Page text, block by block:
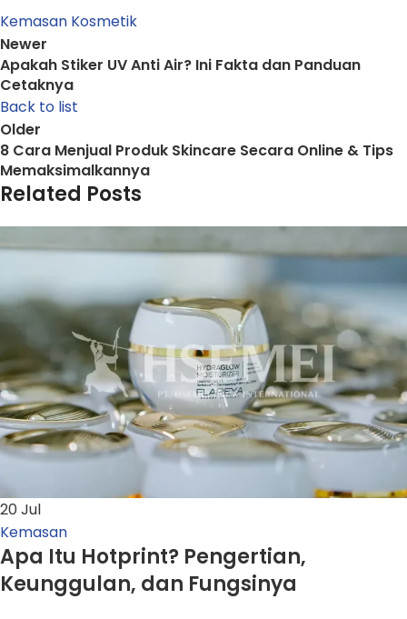
Kemasan Kosmetik
Newer
Apakah Stiker UV Anti Air? Ini Fakta dan Panduan
Cetaknya
Back to list
Older
8 Cara Menjual Produk Skincare Secara Online & Tips
Memaksimalkannya
Related Posts
20Jul
Kemasan
Apa Itu Hotprint? Pengertian,
Keunggulan, dan Fungsinya